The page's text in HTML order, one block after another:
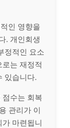
인 영향을
. 개인회생
정적인 요소
는 재정적
있습니다.
수는 회복
관리가 이
마련됩니